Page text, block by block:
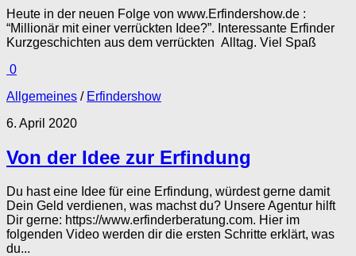
Heute in der neuen Folge von www.Erfindershow.de :
“Millionär mit einer verrückten Idee?”. Interessante Erfinder
Kurzgeschichten aus dem verrückten Alltag. Viel Spaß
0
Allgemeines / Erfindershow
6. April 2020
Von der Idee zur Erfindung
Du hast eine Idee für eine Erfindung, würdest gerne damit
Dein Geld verdienen, was machst du? Unsere Agentur hilft
Dir gerne: https://www.erfinderberatung.com. Hier im
folgenden Video werden dir die ersten Schritte erklärt, was
du...